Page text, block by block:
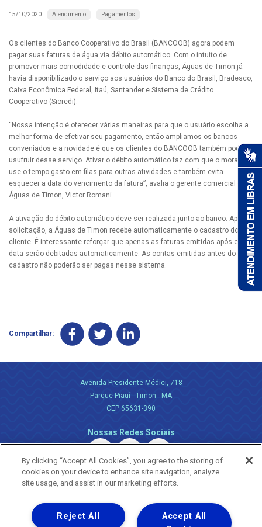
15/10/2020 Atendimento Pagamentos
Os clientes do Banco Cooperativo do Brasil (BANCOOB) agora podem
pagar suas faturas de água via débito automático. Com o intuito de
promover mais comodidade e controle das finanças, Águas de Timon já
havia disponibilizado o serviço aos usuários do Banco do Brasil, Bradesco,
Caixa Econômica Federal, Itaú, Santander e Sistema de Crédito
Cooperativo (Sicredi).
“Nossa intenção é oferecer várias maneiras para que o usuário escolha a
melhor forma de efetivar seu pagamento, então ampliamos os bancos
conveniados e a novidade é que os clientes do BANCOOB também podem
usufruir desse serviço. Ativar o débito automático faz com que o morador
use o tempo gasto em filas para outras atividades e também evita
esquecer a data do vencimento da fatura”, avalia o gerente comercial da
Águas de Timon, Victor Romani.
A ativação do débito automático deve ser realizada junto ao banco. Após a
solicitação, a Águas de Timon recebe automaticamente o cadastro do
cliente. É interessante reforçar que apenas as faturas emitidas após essa
data serão debitadas automaticamente. As contas emitidas antes do
cadastro não poderão ser pagas nesse sistema.
Compartilhar:
Avenida Presidente Médici, 718
Parque Piauí - Timon - MA
CEP 65631-390
Nossas Redes Sociais
Uma empresa
By clicking “Accept All Cookies”, you agree to the storing of
cookies on your device to enhance site navigation, analyze
site usage, and assist in our marketing efforts.
Accept All
Reject All